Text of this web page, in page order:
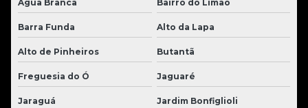
Água Branca Bairro do Limão
Barra Funda Alto da Lapa
Alto de Pinheiros Butantã
Freguesia do Ó Jaguaré
Jaraguá Jardim Bonfiglioli